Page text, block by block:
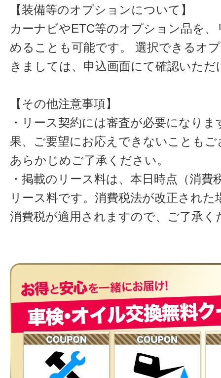
【装備等のオプションについて】
カーナビやETC等のオプション品を、
めることも可能です。 選択できるオ
きましては、申込画面にて確認いただ
【その他注意事項】
・リース契約には審査が必要になりま
果、ご要望にお応えできないことも
あらかじめご了承ください。
・掲載のリース料は、本日時点（消費
リース料です。消費税法が改正された
消費税が適用されますので、ご了承く